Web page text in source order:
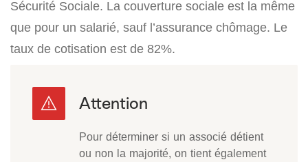
Sécurité Sociale. La couverture sociale est la même
que pour un salarié, sauf l’assurance chômage. Le
taux de cotisation est de 82%.
Pour déterminer si un associé détient
ou non la majorité, on tient également